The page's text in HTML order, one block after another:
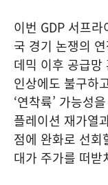
이번 GDP 서프
국 경기 논쟁의
데믹 이후 공급망
인상에도 불구하
‘연착륙’ 가능성
플레이션 재가열
점에 완화로 선회
대가 주가를 떠